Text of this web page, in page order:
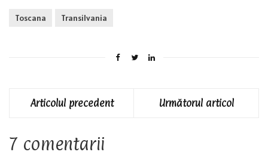
Toscana Transilvania
Articolul precedent Următorul articol
7 comentarii